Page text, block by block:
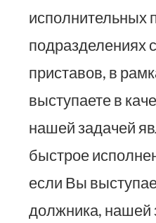
исполнительных
подразделениях
приставов, в
выступаете в
нашей задачей
быстрое
если Вы
должника, нашей